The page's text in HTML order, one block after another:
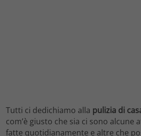
Tutti ci dedichiamo alla pulizia di
com’è giusto che sia ci sono alcune
fatte quotidianamente e altre che